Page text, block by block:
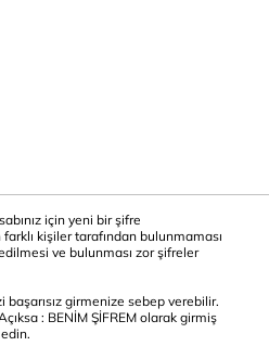
için yeni bir şifre
kişiler tarafından bulunmaması
ve bulunması zor şifreler
girmenize sebep verebilir.
: BENİM ŞİFREM olarak girmiş